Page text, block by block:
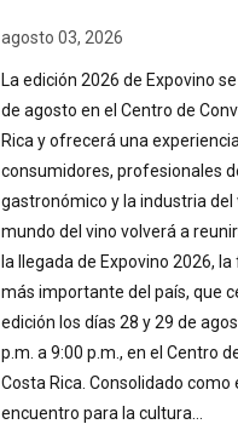
agosto 03, 2026
La edición 2026 de Expovino
de agosto en el Centro de
Rica y ofrecerá una
consumidores, profesionales
gastronómico y la industria del
mundo del vino volverá a
la llegada de Expovino 2026,
más importante del país, que
edición los días 28 y 29 de
p.m. a 9:00 p.m., en el Centro
Costa Rica. Consolidado como
encuentro para la cultura…